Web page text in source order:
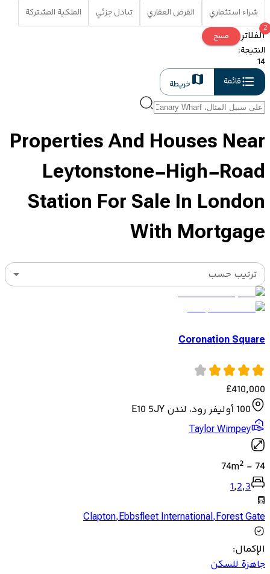
شراء استثماري القرض العقاري تبادل جزئي الملكية المشتركة
الفلاتر
2
مسح
النتيجة:
14
قائمة
خريطة
Properties And Houses Near
Leytonstone-High-Road
Station For Sale In London
With Mortgage
ترتيب حسب
Coronation Square
£410,000
100 أوليفر رود، لندن E10 5JY
Taylor Wimpey
74
-
74m2
1,2,3
Clapton,Ebbsfleet International,Forest Gate
الإكمال:
جاهزة للسكن